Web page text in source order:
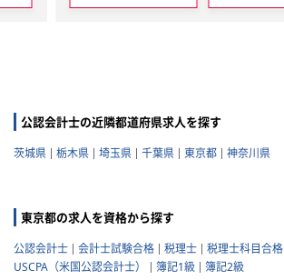
公認会計士の近隣都道府県求人を探す
茨城県 栃木県 埼玉県 千葉県 東京都 神奈川県
東京都の求人を資格から探す
公認会計士 会計士試験合格 税理士
税理士科目合格
USCPA（米国公認会計士）
簿記1級 簿記2級